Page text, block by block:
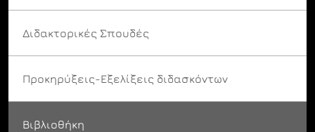
Διδακτορικές Σπουδές
Προκηρύξεις-Εξελίξεις διδασκόντων
Βιβλιοθήκη